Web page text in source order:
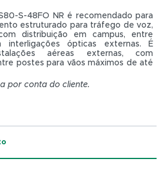
S-48FO NR é recomendado para
estruturado para tráfego de voz,
distribuição em campus, entre
interligações ópticas externas. É
aéreas externas, com
postes para vãos máximos de até
por conta do cliente.